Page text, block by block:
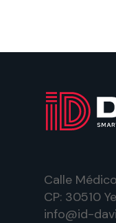
Calle
CP: 30510
info@id-